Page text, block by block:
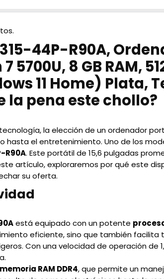
44P-R90A,
5700U, 8 GB RAM,
11 Home) Plata,
la pena este chollo?
la elección de un ordenador
hasta el entretenimiento. Uno de los
R90A. Este portátil de 15,6 pulgadas
artículo, exploraremos por qué este
su oferta.
está equipado con un potente
eficiente, sino que también facilita
Con una velocidad de operación de
RAM DDR4, que permite un